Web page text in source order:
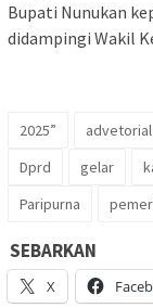
Bupati Nunukan
didampingi Wakil
2025” advetorial
Dprd
gelar
Paripurna
SEBARKAN
X